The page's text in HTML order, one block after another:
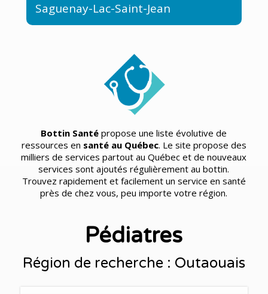
Saguenay-Lac-Saint-Jean
Bottin Santé propose une liste évolutive de
ressources en santé au Québec. Le site propose des
milliers de services partout au Québec et de nouveaux
services sont ajoutés régulièrement au bottin.
Trouvez rapidement et facilement un service en santé
près de chez vous, peu importe votre région.
Pédiatres
Région de recherche : Outaouais